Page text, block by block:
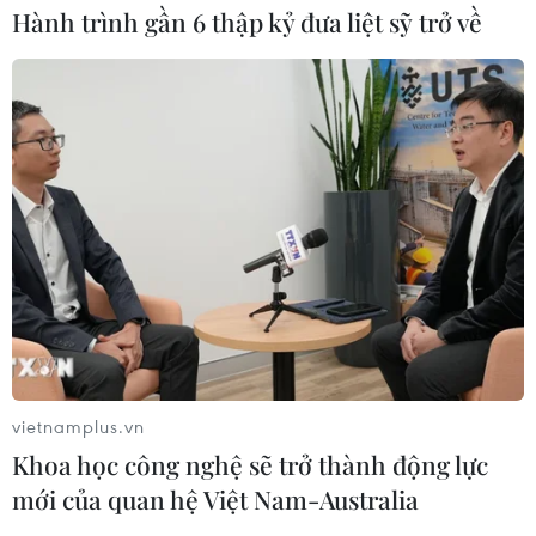
Đức tuyên án chung thân đối tượng
Munich
06/08/2026 15:57
Nga thúc đẩy đa dạng hóa tuyến vận
tải kết nối châu Á qua Ấn Độ Dương
06/08/2026 15:34
Italy và Hy Lạp trở thành điểm nóng
của virus Tây sông Nile
06/08/2026 13:24
Hành trình gần 6 thập kỷ đưa liệt sỹ trở về
vietnamplus.vn
Khoa học công nghệ sẽ trở thành động lực
mới của quan hệ Việt Nam-Australia